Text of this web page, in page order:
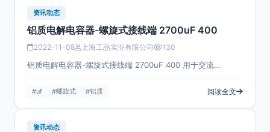
资讯动态
铝质电解电容器-螺旋式接线端 2700uF 400
2022-11-08 上海工品实业有限公司 130
铝质电解电容器-螺旋式接线端 2700uF 400 用于交流…
#uf #螺旋式 #铝质 阅读全文
资讯动态